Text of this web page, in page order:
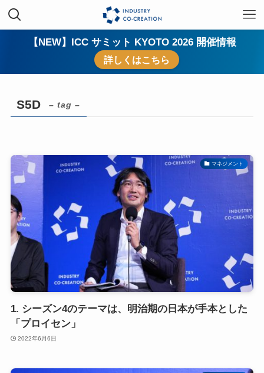
【NEW】ICC サミット KYOTO 2026 開催情報
詳しくはこちら
S5D – tag –
マネジメント
1. シーズン4のテーマは、明治期の日本が手本とした
「プロイセン」
2022年6月6日